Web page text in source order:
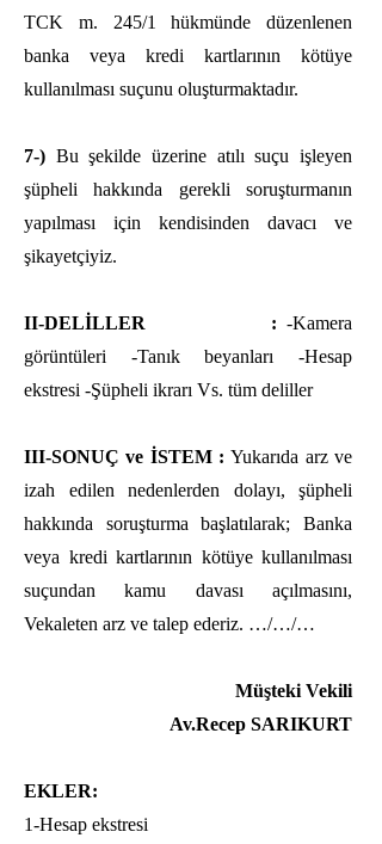
TCK m. 245/1 hükmünde düzenlenen
banka veya kredi kartlarının kötüye
kullanılması suçunu oluşturmaktadır.
7-) Bu şekilde üzerine atılı suçu işleyen
şüpheli hakkında gerekli soruşturmanın
yapılması için kendisinden davacı ve
şikayetçiyiz.
II-DELİLLER : -Kamera
görüntüleri -Tanık beyanları -Hesap
ekstresi -Şüpheli ikrarı Vs. tüm deliller
III-SONUÇ ve İSTEM :Yukarıda arz ve
izah edilen nedenlerden dolayı, şüpheli
hakkında soruşturma başlatılarak; Banka
veya kredi kartlarının kötüye kullanılması
suçundan kamu davası açılmasını,
Vekaleten arz ve talep ederiz. …/…/…
Müşteki Vekili
Av.Recep SARIKURT
EKLER:
1-Hesap ekstresi